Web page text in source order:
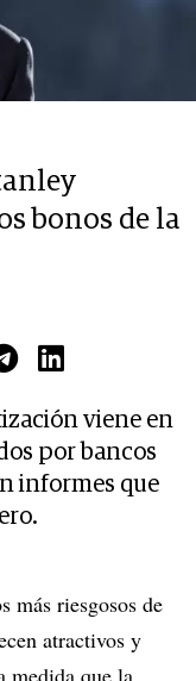
bonos de la
viene en
por bancos
informes que
más riesgosos de
atractivos y
medida que la